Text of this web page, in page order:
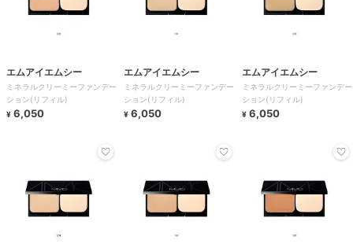
エムアイエムシー
ミネラルクリーミーファンデー
ション(リフィル)
¥ 6,050
エムアイエムシー
ミネラルクリーミーファンデー
ション(リフィル)
¥ 6,050
エムアイエムシー
ミネラルクリーミーファンデー
ション(リフィル)
¥ 6,050